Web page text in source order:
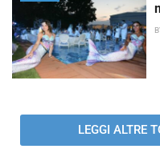
LEGGI ALTRE